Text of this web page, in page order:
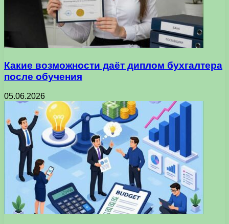
Какие возможности даёт диплом бухгалтера
после обучения
05.06.2026